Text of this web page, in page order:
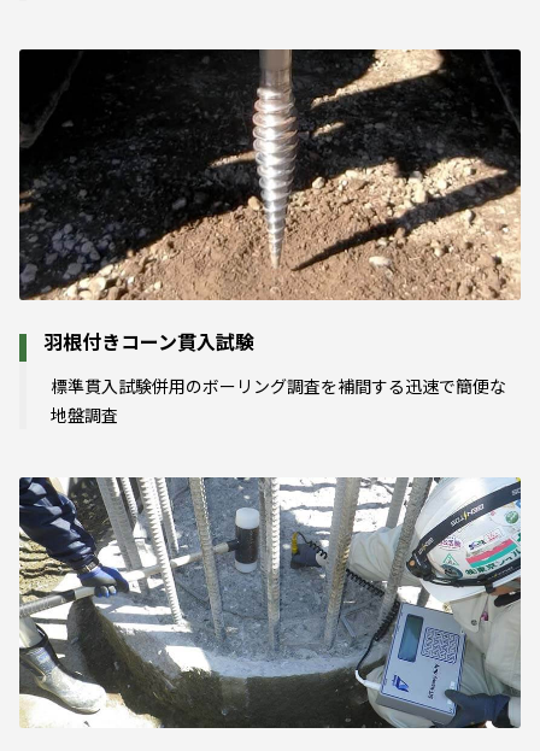
羽根付きコーン貫入試験
標準貫入試験併用のボーリング調査を補間する迅速で簡便な
地盤調査